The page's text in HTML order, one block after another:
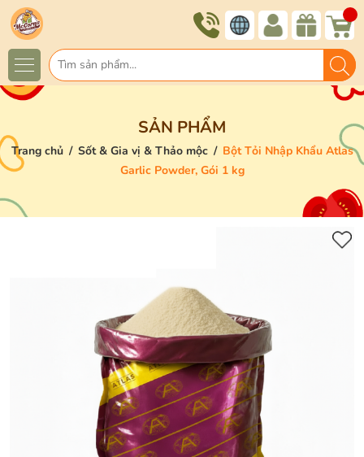
SẢN PHẨM
Trang chủ / Sốt & Gia vị & Thảo mộc / Bột Tỏi Nhập Khẩu Atlas
Garlic Powder, Gói 1 kg